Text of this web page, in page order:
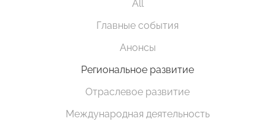
All
Главные события
Анонсы
Региональное развитие
Отраслевое развитие
Международная деятельность